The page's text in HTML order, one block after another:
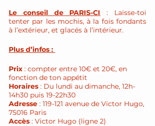
Le conseil de PARIS-CI : Laisse-toi
tenter par les mochis, à la fois fondants
à l’extérieur, et glacés à l’intérieur.
Plus d’infos :
Prix : compter entre 10€ et 20€, en
fonction de ton appétit
Horaires : Du lundi au dimanche, 12h-
14h30 puis 19-22h30
Adresse : 119-121 avenue de Victor Hugo,
75016 Paris
Accès : Victor Hugo (ligne 2)